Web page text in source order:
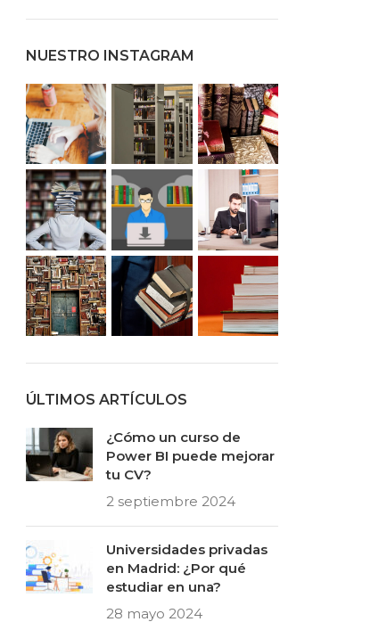
NUESTRO INSTAGRAM
ÚLTIMOS ARTÍCULOS
¿Cómo un curso de
Power BI puede mejorar
tu CV?
2 septiembre 2024
Universidades privadas
en Madrid: ¿Por qué
estudiar en una?
28 mayo 2024